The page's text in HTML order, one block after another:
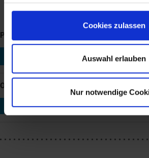
Cookies zulassen
Auswahl erlauben
Nur notwendige
Gumpoldskirchen © NÖ Landesbibliothek
PERSONEN: 1 Link
Josef Höger (*1801, †1877)
ORTE: 1 Link